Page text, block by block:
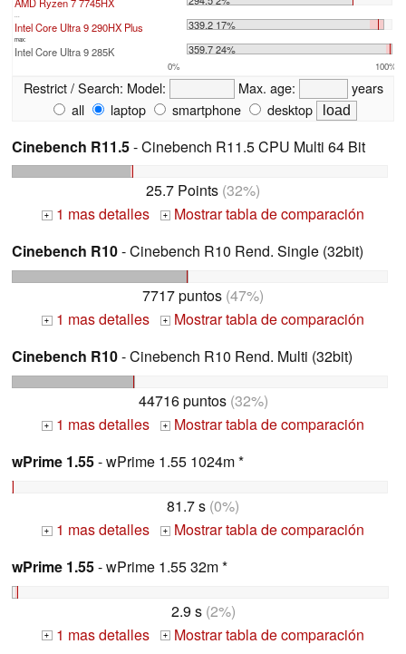
Intel Core Ultra 9 290HX Plus 339.2 17%
max:
Intel Core Ultra 9 285K 359.7 24%
0% 100%
Restrict / Search: Model: Max. age:
years
all
laptop smartphone desktop
Cinebench R11.5- Cinebench R11.5 CPU Multi 64 Bit
25.7 Points (32%)
+ 1 mas detalles +
Mostrar tabla de comparación
Cinebench R10- Cinebench R10 Rend. Single (32bit)
7717 puntos (47%)
+ 1 mas detalles +
Mostrar tabla de comparación
Cinebench R10- Cinebench R10 Rend. Multi (32bit)
44716 puntos(32%)
+ 1 mas detalles +
Mostrar tabla de comparación
wPrime 1.55- wPrime 1.55 1024m *
81.7 s (0%)
+ 1 mas detalles +
Mostrar tabla de comparación
wPrime 1.55- wPrime 1.55 32m *
2.9 s(2%)
+ 1 mas detalles +
Mostrar tabla de comparación